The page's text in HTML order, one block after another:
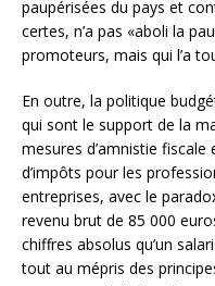
paupérisées du pays et
certes, n’a pas «aboli la
promoteurs, mais qui l’a
En outre, la politique
qui sont le support de la
mesures d’amnistie
d’impôts pour les
entreprises, avec le
revenu brut de 85 000
chiffres absolus qu’un
tout au mépris des